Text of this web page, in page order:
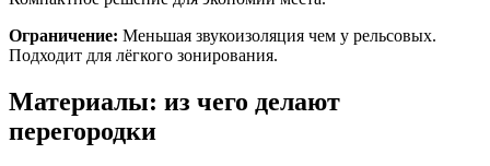
Ограничение: Меньшая звукоизоляция чем у рельсовых.
Подходит для лёгкого зонирования.
Материалы: из чего делают
перегородки